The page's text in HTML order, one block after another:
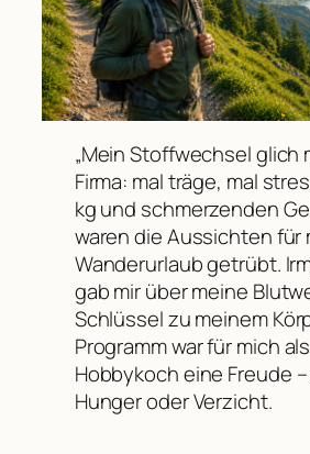
„Mein Stoffwechsel glich
Firma: mal träge, mal
kg und schmerzenden
waren die Aussichten für
Wanderurlaub getrübt.
gab mir über meine
Schlüssel zu meinem
Programm war für mich als
Hobbykoch eine Freude
Hunger oder Verzicht.